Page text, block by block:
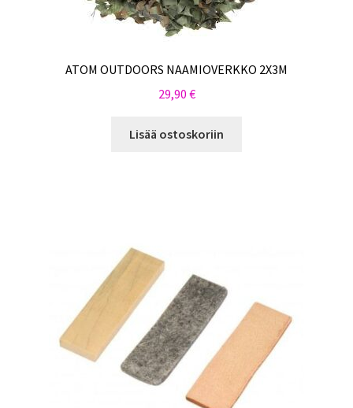
ATOM OUTDOORS NAAMIOVERKKO 2X3M
29,90 €
Lisää ostoskoriin